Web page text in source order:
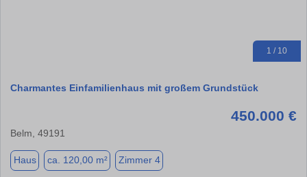
1 / 10
Charmantes Einfamilienhaus mit großem Grundstück
450.000 €
Belm, 49191
Haus ca. 120,00 m² Zimmer 4